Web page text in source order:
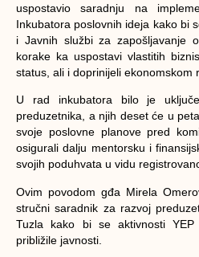
uspostavio saradnju na
Inkubatora poslovnih ideja kako bi
i Javnih službi za zapošljavanje
korake ka uspostavi vlastitih
status, ali i doprinijeli ekonomskom
U rad inkubatora bilo je
preduzetnika, a njih deset će u
svoje poslovne planove pred
osigurali dalju mentorsku i
svojih poduhvata u vidu
Ovim povodom gđa Mirela
stručni saradnik za razvoj
Tuzla kako bi se aktivnosti YEP
približile javnosti.